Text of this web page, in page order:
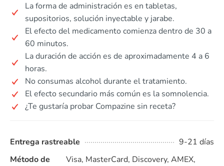
La forma de administración es en tabletas,
supositorios, solución inyectable y jarabe.
El efecto del medicamento comienza dentro de 30 a
60 minutos.
La duración de acción es de aproximadamente 4 a 6
horas.
No consumas alcohol durante el tratamiento.
El efecto secundario más común es la somnolencia.
¿Te gustaría probar Compazine sin receta?
Entrega rastreable
9-21 días
Método de
Visa, MasterCard, Discovery, AMEX,